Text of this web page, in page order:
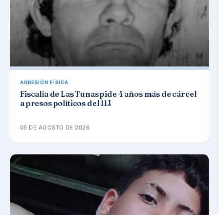
AGRESIÓN FÍSICA
Fiscalía de Las Tunas pide 4 años más de cárcel
a presos políticos del 11J
05 DE AGOSTO DE 2026